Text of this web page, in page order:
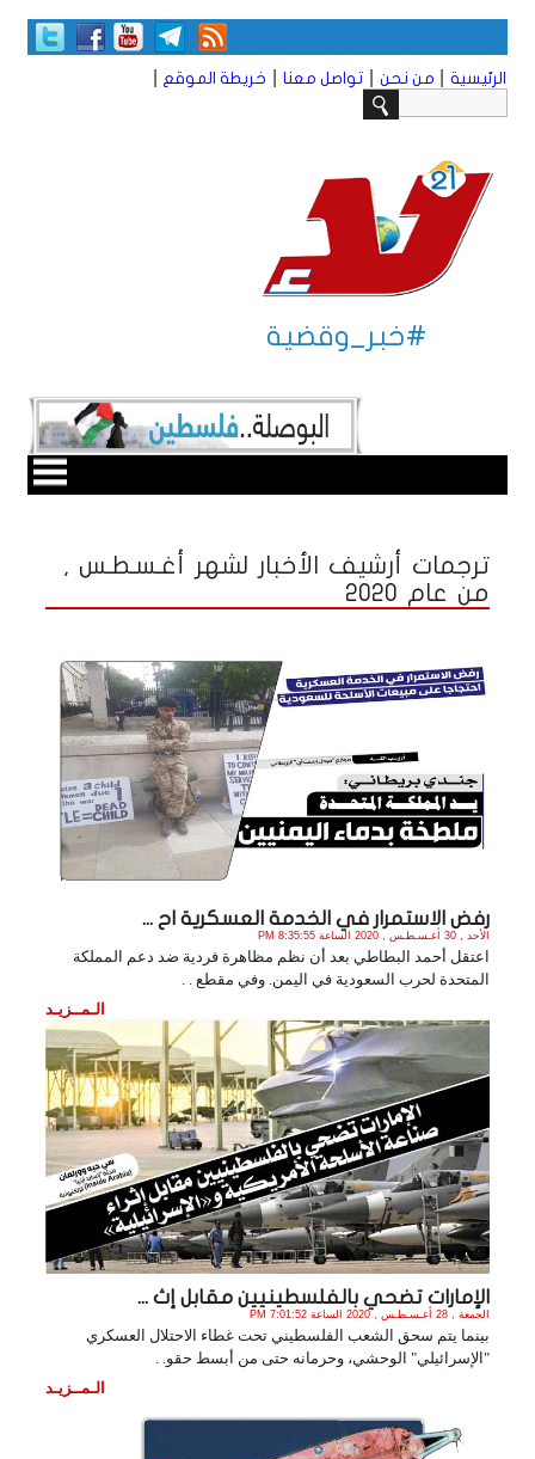
الرئيسية من نحن تواصل معنا خريطة الموقع
#خبر_وقضية
ترجمات أرشيف الأخبار لشهر أغـسـطـس ,
من عام 2020
رفض الاستمرار في الخدمة العسكرية اح ...
الأحد , 30 أغـسـطـس , 2020 الساعة 8:35:55 PM
اعتقل أحمد البطاطي بعد أن نظم مظاهرة فردية ضد دعم المملكة
المتحدة لحرب السعودية في اليمن. وفي مقطع . .
الـمــزيـد
الإمارات تضحي بالفلسطينيين مقابل إث ...
الجمعة , 28 أغـسـطـس , 2020 الساعة 7:01:52 PM
بينما يتم سحق الشعب الفلسطيني تحت غطاء الاحتلال العسكري
"الإسرائيلي" الوحشي، وحرمانه حتى من أبسط حقو. .
الـمــزيـد